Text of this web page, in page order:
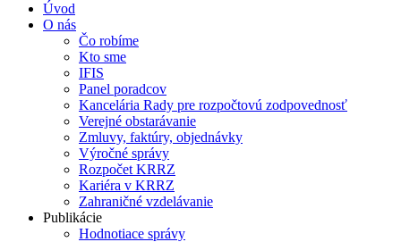
Úvod
O nás
Čo robíme
Kto sme
IFIS
Panel poradcov
Kancelária Rady pre rozpočtovú zodpovednosť
Verejné obstarávanie
Zmluvy, faktúry, objednávky
Výročné správy
Rozpočet KRRZ
Kariéra v KRRZ
Zahraničné vzdelávanie
Publikácie
Hodnotiace správy